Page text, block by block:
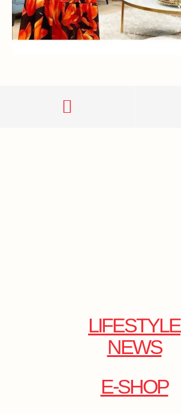
LIFESTYLE
NEWS
E-SHOP